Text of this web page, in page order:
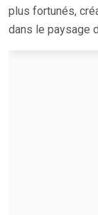
plus fortunés,
dans le paysage